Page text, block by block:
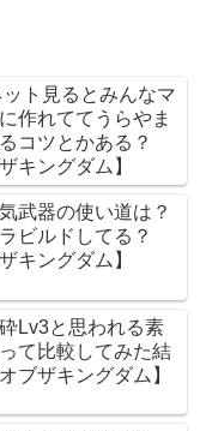
ット見るとみんなマ
作れててうらやま
コツとかある？
キングダム】
武器の使い道は？
ビルドしてる？
キングダム】
Lv3と思われる素
て比較してみた結
ブザキングダム】